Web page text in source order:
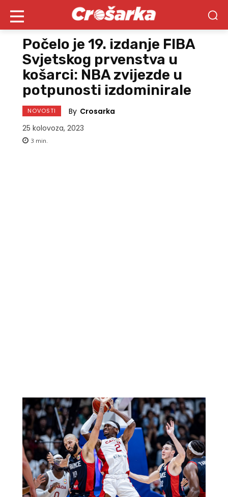
Počelo je 19. izdanje FIBA
Svjetskog prvenstva u
košarci: NBA zvijezde u
potpunosti izdominirale
NOVOSTI By Crosarka
25 kolovoza, 2023
3 min.